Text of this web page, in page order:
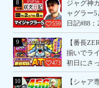
8
559
ジャグ神
ャグラー
日記#88：
～11月8
9
473
【番長
揃いでラ
初日にさ
ました！
10
【シャア